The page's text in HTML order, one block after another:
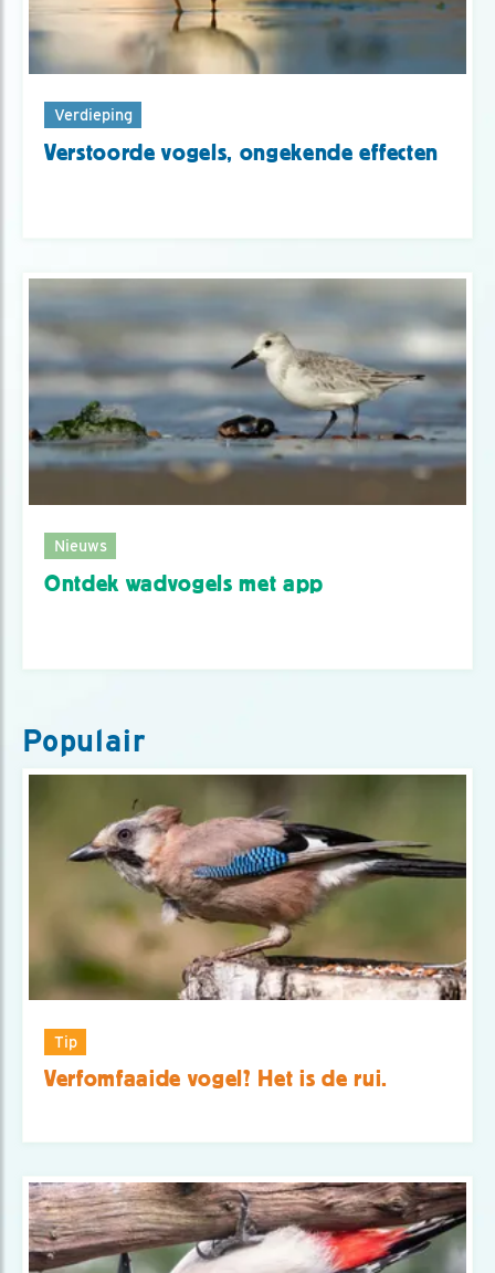
Verdieping
Verstoorde vogels, ongekende effecten
Nieuws
Ontdek wadvogels met app
Populair
Tip
Verfomfaaide vogel? Het is de rui.